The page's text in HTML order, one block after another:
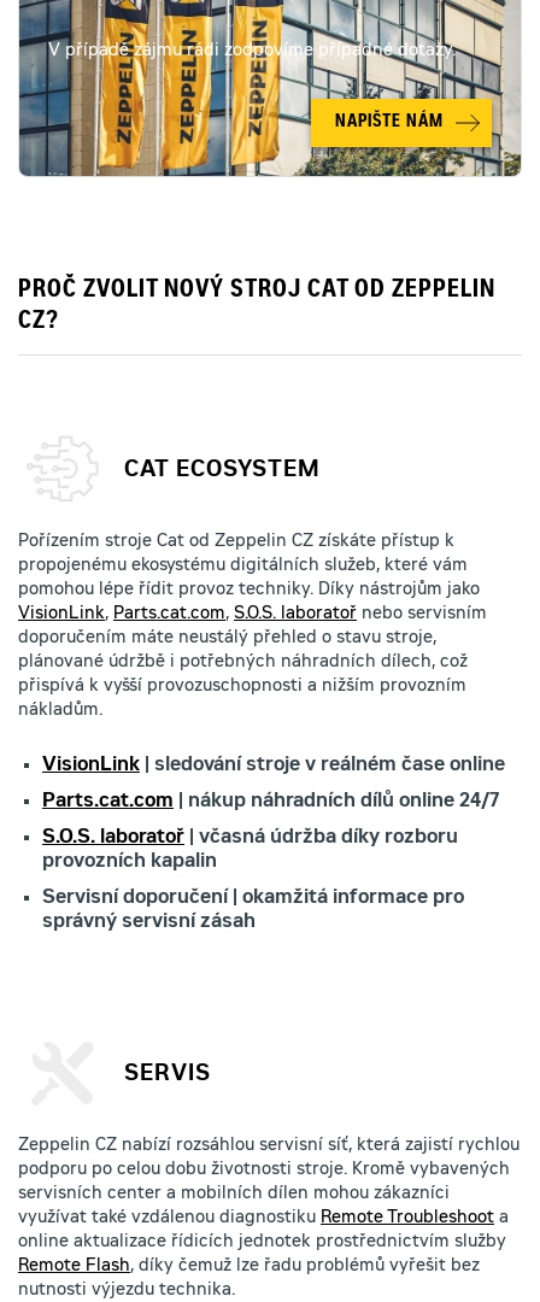
V případě zájmu rádi zodpovíme případné dotazy.
NAPIŠTE NÁM
PROČ ZVOLIT NOVÝ STROJ CAT OD ZEPPELIN
CZ?
CAT ECOSYSTEM
Pořízením stroje Cat od Zeppelin CZ získáte přístup k
propojenému ekosystému digitálních služeb, které vám
pomohou lépe řídit provoz techniky. Díky nástrojům jako
VisionLink, Parts.cat.com, S.O.S. laboratoř nebo servisním
doporučením máte neustálý přehled o stavu stroje,
plánované údržbě i potřebných náhradních dílech, což
přispívá k vyšší provozuschopnosti a nižším provozním
nákladům.
VisionLink | sledování stroje v reálném čase online
Parts.cat.com | nákup náhradních dílů online 24/7
S.O.S. laboratoř | včasná údržba díky rozboru
provozních kapalin
Servisní doporučení | okamžitá informace pro
správný servisní zásah
SERVIS
Zeppelin CZ nabízí rozsáhlou servisní síť, která zajistí rychlou
podporu po celou dobu životnosti stroje. Kromě vybavených
servisních center a mobilních dílen mohou zákazníci
využívat také vzdálenou diagnostiku Remote Troubleshoot a
online aktualizace řídicích jednotek prostřednictvím služby
Remote Flash, díky čemuž lze řadu problémů vyřešit bez
nutnosti výjezdu technika.